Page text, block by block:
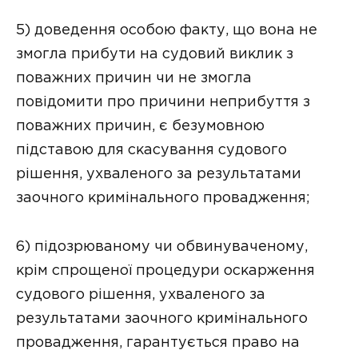
5) доведення особою факту, що вона не
змогла прибути на судовий виклик з
поважних причин чи не змогла
повідомити про причини неприбуття з
поважних причин, є безумовною
підставою для скасування судового
рішення, ухваленого за результатами
заочного кримінального провадження;
6) підозрюваному чи обвинуваченому,
крім спрощеної процедури оскарження
судового рішення, ухваленого за
результатами заочного кримінального
провадження, гарантується право на